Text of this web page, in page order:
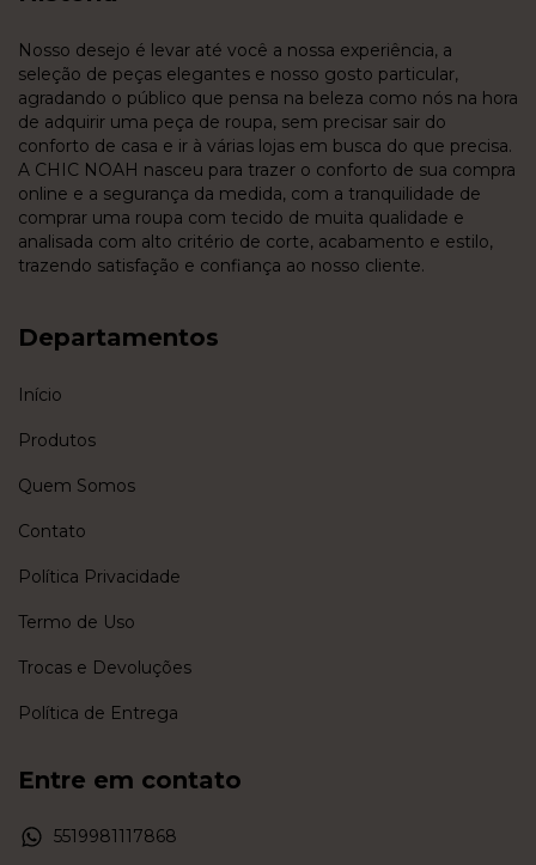
Nosso desejo é levar até você a nossa experiência, a
seleção de peças elegantes e nosso gosto particular,
agradando o público que pensa na beleza como nós na hora
de adquirir uma peça de roupa, sem precisar sair do
conforto de casa e ir à várias lojas em busca do que precisa.
A CHIC NOAH nasceu para trazer o conforto de sua compra
online e a segurança da medida, com a tranquilidade de
comprar uma roupa com tecido de muita qualidade e
analisada com alto critério de corte, acabamento e estilo,
trazendo satisfação e confiança ao nosso cliente.
Departamentos
Início
Produtos
Quem Somos
Contato
Política Privacidade
Termo de Uso
Trocas e Devoluções
Política de Entrega
Entre em contato
5519981117868